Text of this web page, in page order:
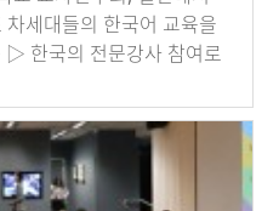
세대들의 한국어 교육을
▷ 한국의 전문강사 참여로